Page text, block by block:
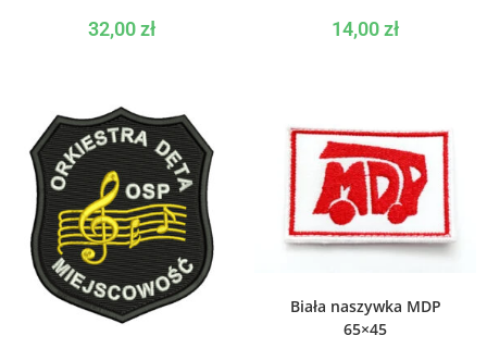
32,00zł 14,00zł
Biała naszywka MDP
65×45